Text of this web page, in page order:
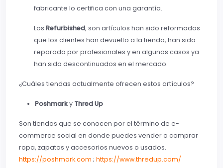
fabricante lo certifica con una garantía.
Los Refurbished, son artículos han sido reformados
que los clientes han devuelto a la tienda, han sido
reparado por profesionales y en algunos casos ya
han sido descontinuados en el mercado.
¿Cuáles tiendas actualmente ofrecen estos artículos?
Poshmarky Thred Up
Son tiendas que se conocen por el término de e-
commerce social en donde puedes vender o comprar
ropa, zapatos y accesorios nuevos o usados.
https://poshmark.com ; https://www.thredup.com/